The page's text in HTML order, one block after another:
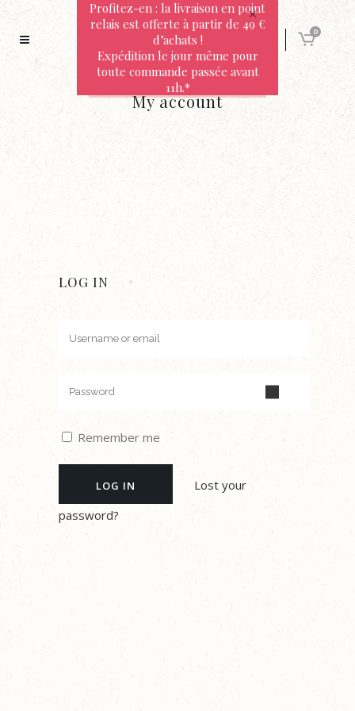
0
My account
LOG IN
Remember me
Lost your
password?
Profitez-en : la livraison en point
relais est offerte à partir de 49 €
d’achats !
Expédition le jour même pour
toute commande passée avant
11h.*